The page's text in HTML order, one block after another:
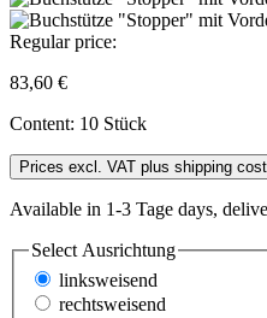
Regular price:
83,60 €
Content: 10 Stück
Prices excl. VAT plus shipping
Available in 1-3 Tage days,
Select Ausrichtung
linksweisend
rechtsweisend